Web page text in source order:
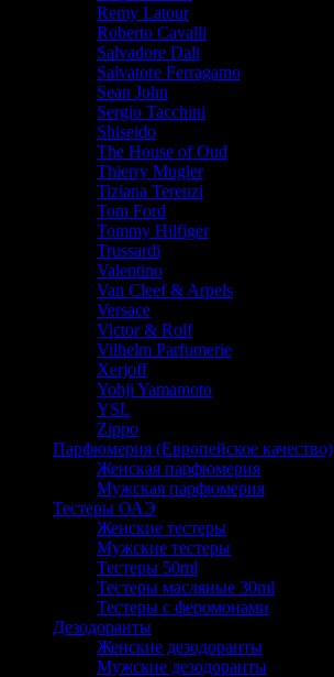
Remy Latour
Roberto Cavalli
Salvadore Dali
Salvatore Ferragamo
Sean John
Sergio Tacchini
Shiseido
The House of Oud
Thierry Mugler
Tiziana Terenzi
Tom Ford
Tommy Hilfiger
Trussardi
Valentino
Van Cleef & Arpels
Versace
Victor & Rolf
Vilhelm Parfumerie
Xerjoff
Yohji Yamamoto
YSL
Zippo
Парфюмерия (Европейское качество)
Женская парфюмерия
Мужская парфюмерия
Тестеры ОАЭ
Женские тестеры
Мужские тестеры
Тестеры 50ml
Тестеры масляные 30ml
Тестеры с феромонами
Дезодоранты
Женские дезодоранты
Мужские дезодоранты